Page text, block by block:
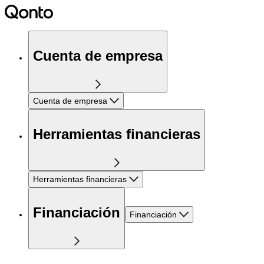
Cuenta de empresa
Cuenta de empresa
Herramientas financieras
Herramientas financieras
Financiación Financiación